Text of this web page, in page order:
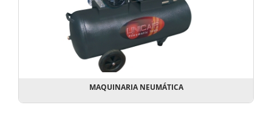
MAQUINARIA NEUMÁTICA